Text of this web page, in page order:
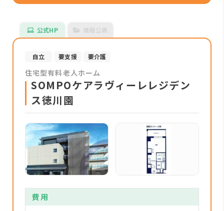
公式HP
自立 要支援 要介護
住宅型有料老人ホーム
SOMPOケアラヴィーレレジデン
ス徳川園
費用